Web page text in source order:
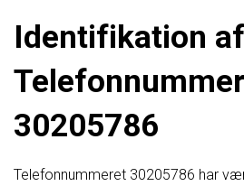
Identifikation af
30205786
Telefonnummeret 30205786 har